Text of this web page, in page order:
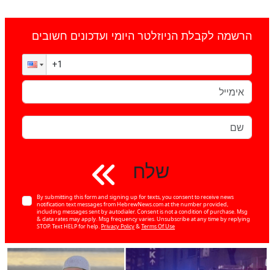
הרשמה לקבלת הניוזלטר היומי ועדכונים חשובים
שלח
By submitting this form and signing up for texts, you consent to receive news
notification text messages from HebrewNews.com at the number provided,
including messages sent by autodialer. Consent is not a condition of purchase. Msg
& data rates may apply. Msg frequency varies. Unsubscribe at any time by replying
STOP. Text HELP for help. Privacy Policy& Terms Of Use